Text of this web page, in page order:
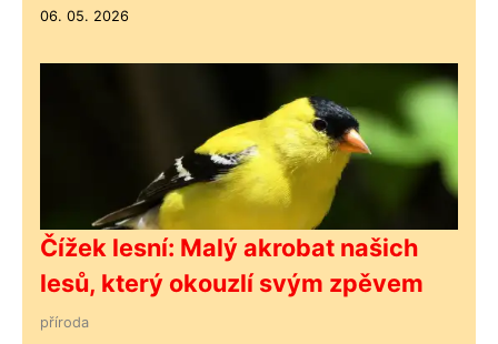
06. 05. 2026
Čížek lesní: Malý akrobat našich
lesů, který okouzlí svým zpěvem
příroda